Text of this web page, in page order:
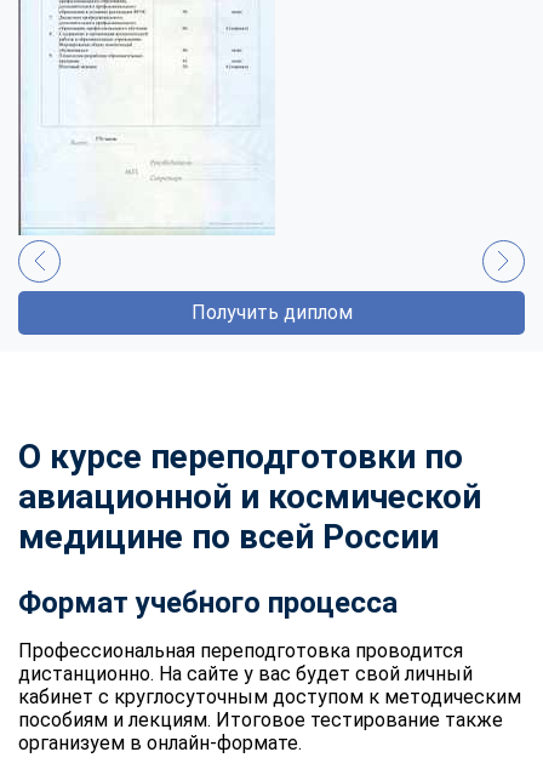
Получить диплом
О курсе переподготовки по
авиационной и космической
медицине по всей России
Формат учебного процесса
Профессиональная переподготовка проводится
дистанционно. На сайте у вас будет свой личный
кабинет с круглосуточным доступом к методическим
пособиям и лекциям. Итоговое тестирование также
организуем в онлайн-формате.